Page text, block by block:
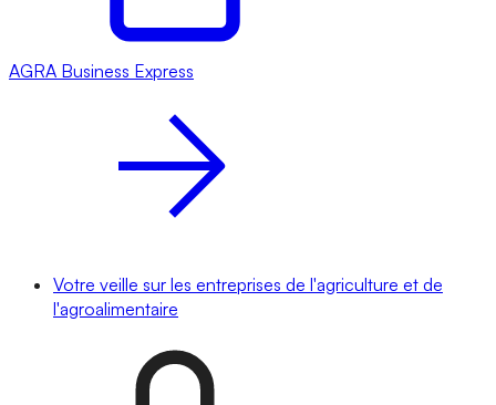
AGRA Business Express
Votre veille sur les entreprises de l'agriculture et de
l'agroalimentaire